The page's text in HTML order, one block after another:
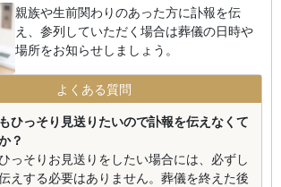
親族や生前関わりのあった方に訃報を伝
え、参列していただく場合は葬儀の日時や
場所をお知らせしましょう。
よくある質問
ひっそり見送りたいので訃報を伝えなくて
？
っそりお見送りをしたい場合には、必ずし
えする必要はありません。葬儀を終えた後